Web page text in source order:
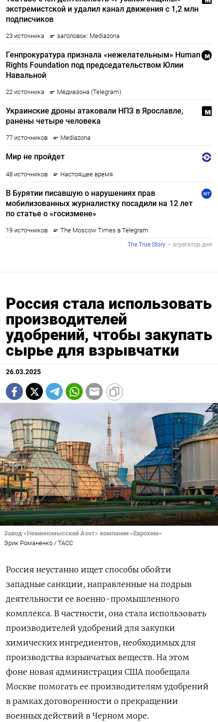
Россия стала использовать
производителей
удобрений, чтобы закупать
сырье для взрывчатки
26.03.2025
Завод «Невинномысский Азот» компании «Еврохим»
Эрик Романенко / ТАСС
Россия неустанно ищет способы обойти
западные санкции, направленные на подрыв
деятельности ее военно-промышленного
комплекса. В частности, она стала использовать
производителей удобрений для закупки
химических ингредиентов, необходимых для
производства взрывчатых веществ. На этом
фоне новая администрация США пообещала
Москве помогать ее производителям удобрений
в рамках договоренности о прекращении
военных действий в Черном море.